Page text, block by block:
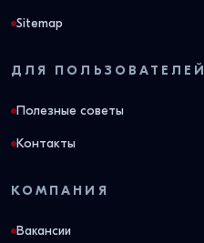
Sitemap
ДЛЯ ПОЛЬЗОВАТЕЛЕЙ
Полезные советы
Контакты
КОМПАНИЯ
Вакансии